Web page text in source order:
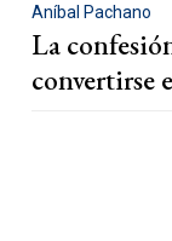
Aníbal Pachano
La
convertirse